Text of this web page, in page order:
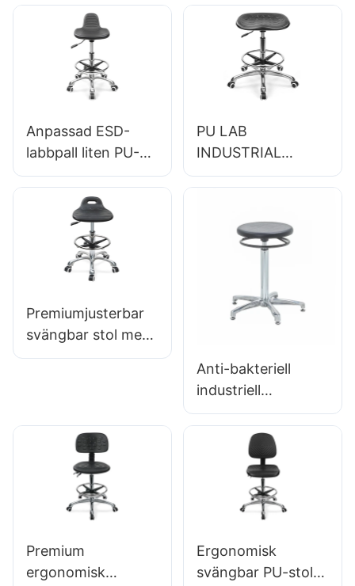
Anpassad ESD-
labbpall liten PU-
säte justerbar höjd
& 5-stjärnig bas för
laboratorie IC003
PU LAB
INDUSTRIAL
PRODE för
Skräddarsydd
bulkköp Hewei
Premiumjusterbar
svängbar stol med
handtag, intergal
fotring & Kromad
5-stjärnig bas för
ultimat komfort
Anti-bakteriell
industriell
ordförande för
verkstadsmonterin
gslinje Workstation
IC015-2 ODM OEM
Anpassad Hewei
Premium
ergonomisk
Ergonomisk
svängbar PU-stol